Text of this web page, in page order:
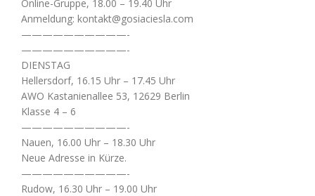
Online-Gruppe, 18.00 – 19.40 Uhr
Anmeldung: kontakt@gosiaciesla.com
——————————-
——————————-
DIENSTAG
Hellersdorf, 16.15 Uhr – 17.45 Uhr
AWO Kastanienallee 53, 12629 Berlin
Klasse 4 – 6
——————————-
Nauen, 16.00 Uhr – 18.30 Uhr
Neue Adresse in Kürze.
——————————-
Rudow, 16.30 Uhr – 19.00 Uhr